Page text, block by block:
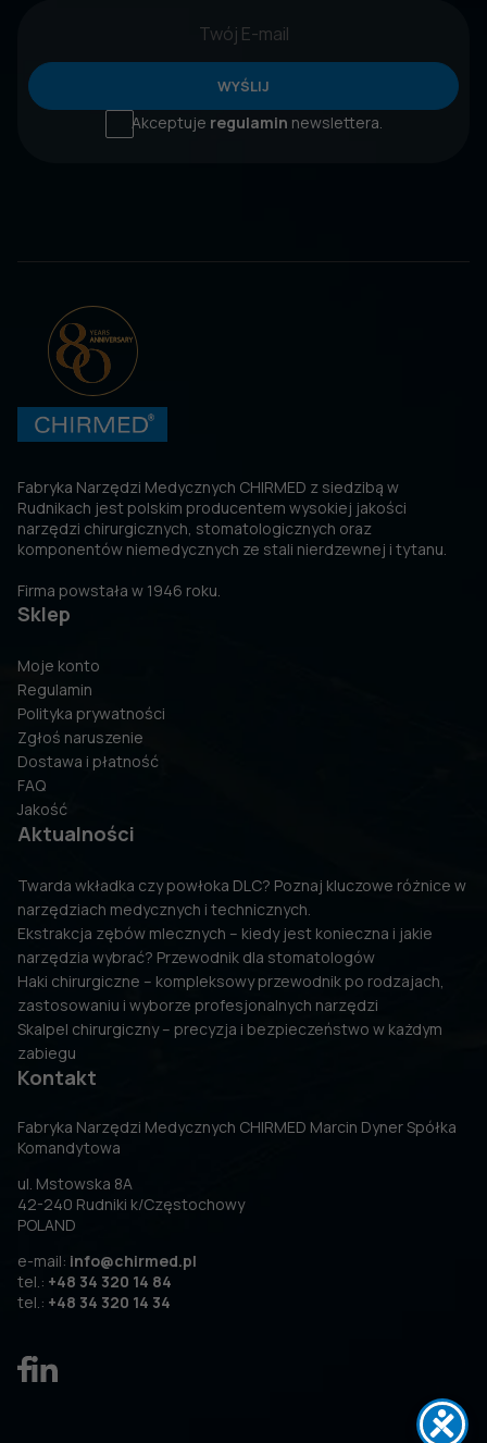
WYŚLIJ
Akceptuje regulamin newslettera.
Fabryka Narzędzi Medycznych CHIRMED z siedzibą w
Rudnikach jest polskim producentem wysokiej jakości
narzędzi chirurgicznych, stomatologicznych oraz
komponentów niemedycznych ze stali nierdzewnej i tytanu.
Firma powstała w 1946 roku.
Sklep
Moje konto
Regulamin
Polityka prywatności
Zgłoś naruszenie
Dostawa i płatność
FAQ
Jakość
Aktualności
Twarda wkładka czy powłoka DLC? Poznaj kluczowe różnice w
narzędziach medycznych i technicznych.
Ekstrakcja zębów mlecznych – kiedy jest konieczna i jakie
narzędzia wybrać? Przewodnik dla stomatologów
Haki chirurgiczne – kompleksowy przewodnik po rodzajach,
zastosowaniu i wyborze profesjonalnych narzędzi
Skalpel chirurgiczny – precyzja i bezpieczeństwo w każdym
zabiegu
Kontakt
Fabryka Narzędzi Medycznych CHIRMED Marcin Dyner Spółka
Komandytowa
ul. Mstowska 8A
42-240 Rudniki k/Częstochowy
POLAND
e-mail: info@chirmed.pl
tel.: +48 34 320 14 84
tel.: +48 34 320 14 34